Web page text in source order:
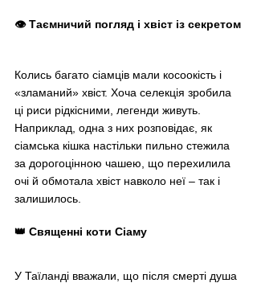
👁️ Таємничий погляд і хвіст із секретом
Колись багато сіамців мали косоокість і
«зламаний» хвіст. Хоча селекція зробила
ці риси рідкісними, легенди живуть.
Наприклад, одна з них розповідає, як
сіамська кішка настільки пильно стежила
за дорогоцінною чашею, що перехилила
очі й обмотала хвіст навколо неї – так і
залишилось.
👑 Священні коти Сіаму
У Таїланді вважали, що після смерті душа